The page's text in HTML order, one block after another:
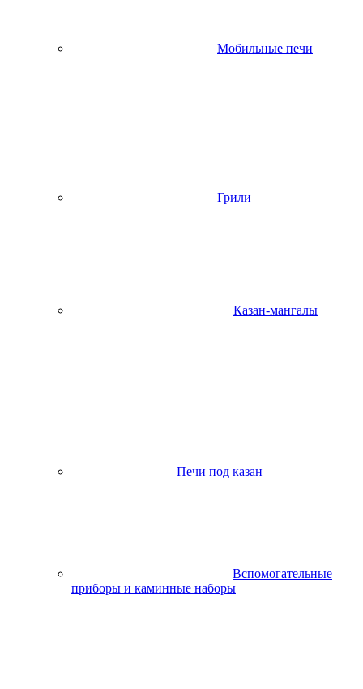
Мобильные печи
Грили
Казан-мангалы
Печи под казан
Вспомогательные
приборы и каминные наборы